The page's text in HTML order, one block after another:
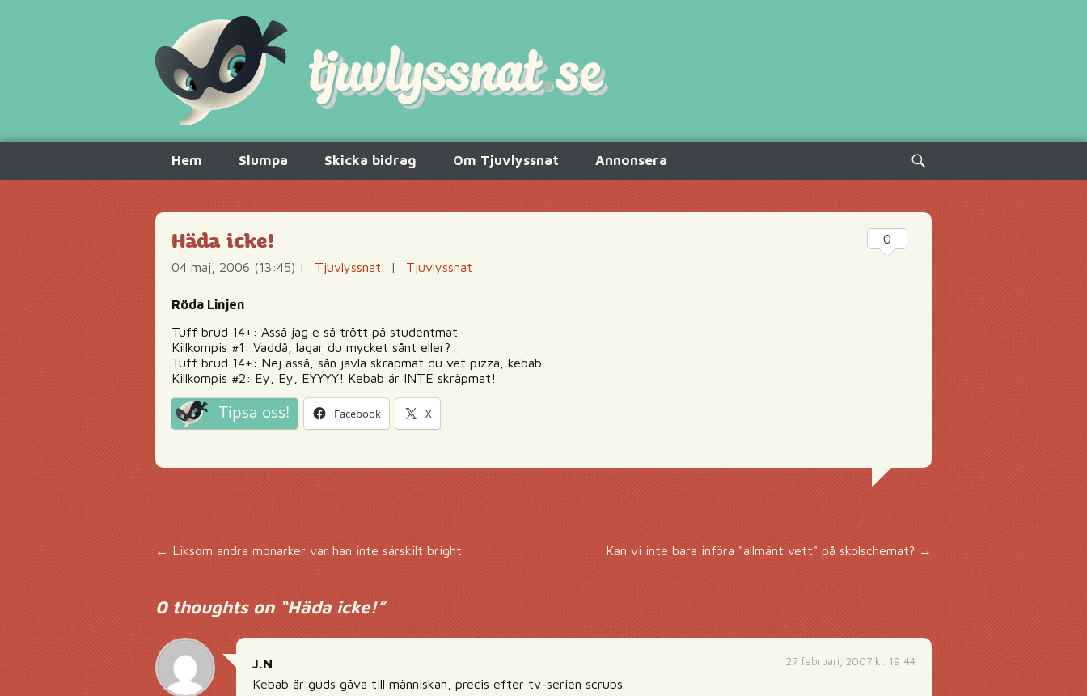
innehåll
Hem Slumpa Skicka bidrag Om Tjuvlyssnat Annonsera
Sök
efter:
Häda icke!
04 maj, 2006 (13:45) | Tjuvlyssnat | Tjuvlyssnat
Röda Linjen
Tuff brud 14+: Asså jag e så trött på studentmat.
Killkompis #1: Vaddå, lagar du mycket sånt eller?
Tuff brud 14+: Nej asså, sån jävla skräpmat du vet pizza, kebab…
Killkompis #2: Ey, Ey, EYYYY! Kebab är INTE skräpmat!
Tipsa oss! Facebook X
0
Inläggsnavigering
←Liksom andra monarker var han inte särskilt bright Kan vi inte bara införa "allmänt vett" på skolschemat?→
0 thoughts on “Häda icke!”
27 februari, 2007 kl. 19:44
J.N
Kebab är guds gåva till människan, precis efter tv-serien scrubs.